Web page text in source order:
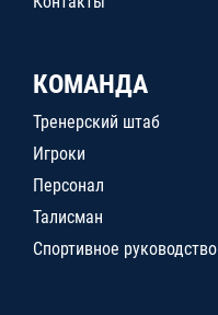
КОМАНДА
Тренерский штаб
Игроки
Персонал
Талисман
Спортивное руководство